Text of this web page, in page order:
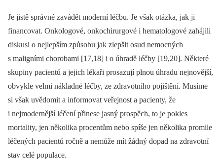
Je jistě správné zavádět moderní léčbu. Je však otázka, jak ji
financovat. Onkologové, onkochirurgové i hematologové zahájili
diskusi o nejlepším způsobu jak zlepšit osud nemocných
s maligními chorobami [17,18] i o úhradě léčby [19,20]. Některé
skupiny pacientů a jejich lékaři prosazují plnou úhradu nejnovější,
obvykle velmi nákladné léčby, ze zdravotního pojištění. Musíme
si však uvědomit a informovat veřejnost a pacienty, že
i nejmodernější léčení přinese jasný prospěch, to je pokles
mortality, jen několika procentům nebo spíše jen několika promile
léčených pacientů ročně a nemůže mít žádný dopad na zdravotní
stav celé populace.